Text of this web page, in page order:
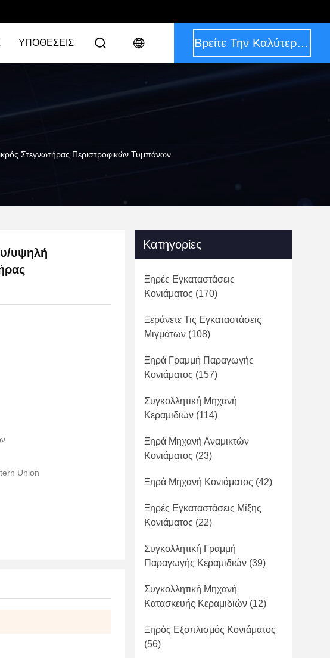
ΥΠΟΘΈΣΕΙΣ Βρείτε Την Καλύτερη Τιμή
Στεγνωτήρας Περιστροφικών Τυμπάνων
υψηλή
Union
Κατηγορίες
Ξηρές Εγκαταστάσεις
Κονιάματος (170)
Ξεράνετε Τις Εγκαταστάσεις
Μιγμάτων (108)
Ξηρά Γραμμή Παραγωγής
Κονιάματος (157)
Συγκολλητική Μηχανή
Κεραμιδιών (114)
Ξηρά Μηχανή Αναμικτών
Κονιάματος (23)
Ξηρά Μηχανή Κονιάματος (42)
Ξηρές Εγκαταστάσεις Μίξης
Κονιάματος (22)
Συγκολλητική Γραμμή
Παραγωγής Κεραμιδιών (39)
Συγκολλητική Μηχανή
Κατασκευής Κεραμιδιών (12)
Ξηρός Εξοπλισμός Κονιάματος
(56)